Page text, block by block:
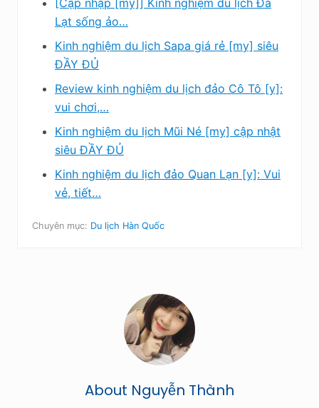
Lạt sống ảo…
Kinh nghiệm du lịch Sapa giá rẻ [my] siêu
ĐẦY ĐỦ
Review kinh nghiệm du lịch đảo Cô Tô [y]:
vui chơi,…
Kinh nghiệm du lịch Mũi Né [my] cập nhật
siêu ĐẦY ĐỦ
Kinh nghiệm du lịch đảo Quan Lạn [y]: Vui
vẻ, tiết…
Chuyên mục: Du lịch Hàn Quốc
About Nguyễn Thành